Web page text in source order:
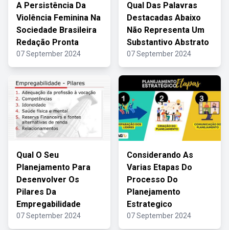
A Persistência Da
Violência Feminina Na
Sociedade Brasileira
Redação Pronta
07 September 2024
Qual Das Palavras
Destacadas Abaixo
Não Representa Um
Substantivo Abstrato
07 September 2024
Qual O Seu
Planejamento Para
Desenvolver Os
Pilares Da
Empregabilidade
07 September 2024
Considerando As
Varias Etapas Do
Processo Do
Planejamento
Estrategico
07 September 2024